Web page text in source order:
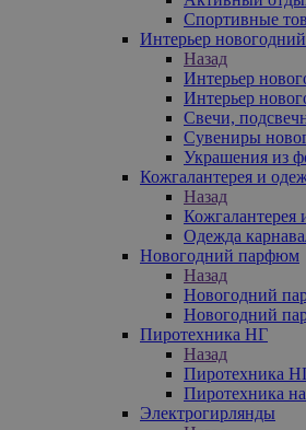
Спортивные
Интерьер новогодний
Назад
Интерьер
Интерьер
Свечи,
Сувениры
Украшения из
Кожгалантерея и
Назад
Кожгалантерея
Одежда
Новогодний парфюм
Назад
Новогодний
Новогодний
Пиротехника НГ
Назад
Пиротехника
Пиротехника
Электрогирлянды